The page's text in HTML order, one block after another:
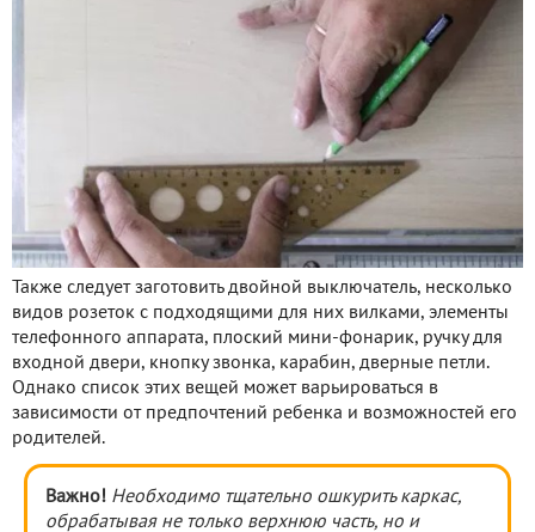
Также следует заготовить двойной выключатель, несколько
видов розеток с подходящими для них вилками, элементы
телефонного аппарата, плоский мини-фонарик, ручку для
входной двери, кнопку звонка, карабин, дверные петли.
Однако список этих вещей может варьироваться в
зависимости от предпочтений ребенка и возможностей его
родителей.
Важно! Необходимо тщательно ошкурить каркас,
обрабатывая не только верхнюю часть, но и